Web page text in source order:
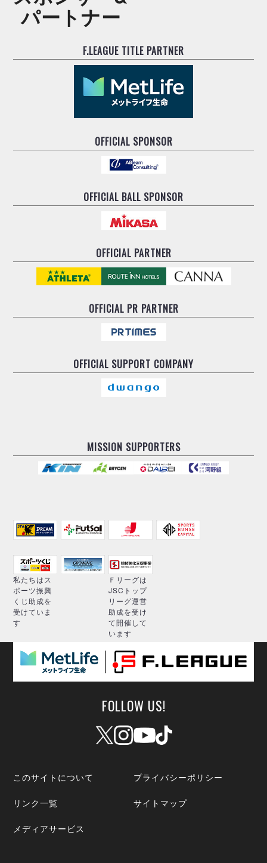
パートナー
F.LEAGUE TITLE PARTNER
OFFICIAL SPONSOR
OFFICIAL BALL SPONSOR
OFFICIAL PARTNER
OFFICIALPR PARTNER
OFFICIAL SUPPORT COMPANY
MISSION SUPPORTERS
私たちはス
ポーツ振興
くじ助成を
受けていま
す
Ｆリーグは
JSCトップ
リーグ運営
助成を受け
て開催して
います
FOLLOW US!
このサイトについて プライバシーポリシー
リンク一覧 サイトマップ
メディアサービス